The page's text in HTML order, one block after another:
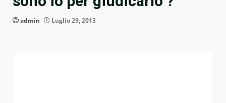
admin Luglio 29, 2013